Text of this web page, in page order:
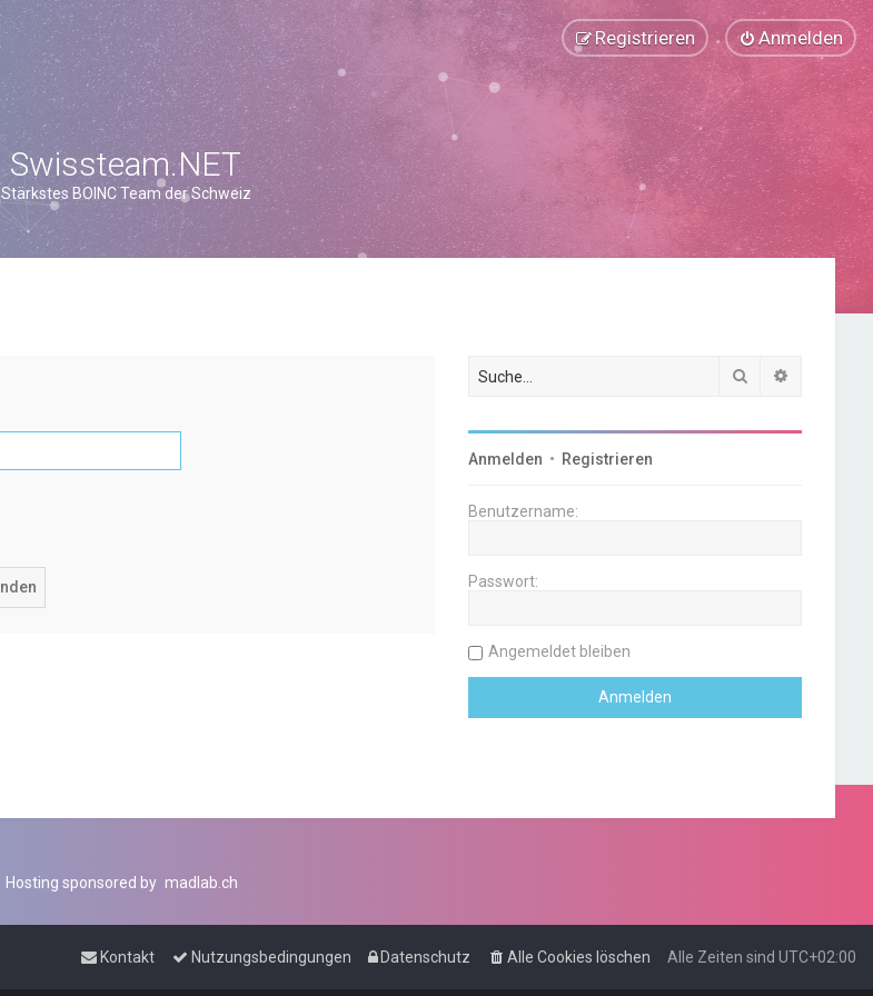
Anmelden
Registrieren
Swissteam.NET
Stärkstes BOINC Team der Schweiz
Suche
Anmelden • Registrieren
Benutzername:
Passwort:
Angemeldet bleiben
Hosting sponsored by madlab.ch
Alle Zeiten sind UTC+02:00
Alle Cookies löschen
Datenschutz
Nutzungsbedingungen
Kontakt